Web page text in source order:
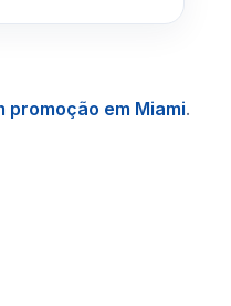
promoção em Miami.